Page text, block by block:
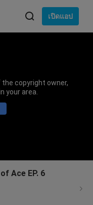
เปิดแอป
copyright owner,
your area.
Ace EP. 6